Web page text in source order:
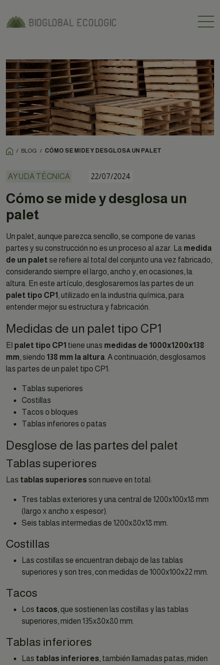
/ BLOG / CÓMO SE MIDE Y DESGLOSA UN PALET
AYUDA TÉCNICA 22/07/2024
Cómo se mide y desglosa un
palet
Un palet, aunque parezca sencillo, se compone de varias
partes y su construcción no es un proceso al azar. La medida
de un paletse refiere al total del conjunto una vez fabricado,
considerando siempre el largo, ancho y, en ocasiones, la
altura. En este artículo, desglosaremos las partes de un
palet tipo CP1 , utilizado en la industria química, para
entender mejor su estructura y fabricación.
Medidas de un palet tipo CP1
El palet tipo CP1 tiene unas medidas de 1000x1200x138
mm , siendo 138 mm la altura . A continuación, desglosamos
las partes de un palet tipo CP1:
Tablas superiores
Costillas
Tacos o bloques
Tablas inferiores o patas
Desglose de las partes del palet
Tablas superiores
Las tablas superiores son nueve en total:
Tres tablas exteriores y una central de 1200x100x18 mm
(largo x ancho x espesor).
Seis tablas intermedias de 1200x80x18 mm.
Costillas
Las costillas se encuentran debajo de las tablas
superiores y son tres, con medidas de 1000x100x22 mm.
Tacos
Los tacos , que sostienen las costillas y las tablas
superiores, miden 135x80x80 mm.
Tablas inferiores
Las tablas inferiores , también llamadas patas, miden